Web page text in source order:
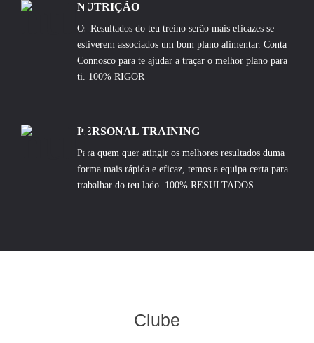
NUTRIÇÃO
Os Resultados do teu treino serão mais eficazes se
estiverem associados um bom plano alimentar. Conta
Connosco para te ajudar a traçar o melhor plano para
ti. 100% RIGOR
PERSONAL TRAINING
Para quem quer atingir os melhores resultados duma
forma mais rápida e eficaz, temos a equipa certa para
trabalhar do teu lado. 100% RESULTADOS
Clube